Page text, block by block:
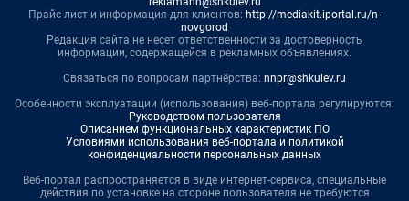
Прайс-лист и информация для клиентов: http://mediakit.iportal.ru/n-
novgorod
Редакция сайта не несет ответственности за достоверность
информации, содержащейся в рекламных объявлениях.
Связаться по вопросам партнёрства: nnpr@shkulev.ru
Особенности эксплуатации (использования) веб-портала регулируются:
Руководством пользователя
Описанием функциональных характеристик ПО
Условиями использования веб-портала и политикой
конфиденциальности персональных данных
Веб-портал распространяется в виде интернет-сервиса, специальные
действия по установке на стороне пользователя не требуются